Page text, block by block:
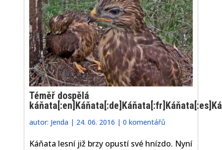
Téměř dospělá
autor: Jenda | 24. 06. 2016 |0 komentářů
Káňata lesní již brzy opustí své hnízdo. Nyní